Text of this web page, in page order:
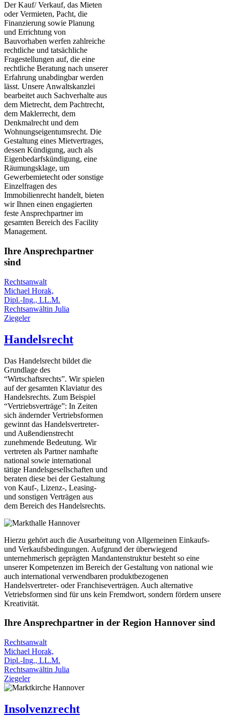
Der Kauf/ Verkauf, das Mieten
oder Vermieten, Pacht, die
Finanzierung sowie Planung
und Errichtung von
Bauvorhaben werfen zahlreiche
rechtliche und tatsächliche
Fragestellungen auf, die eine
rechtliche Beratung nach unserer
Erfahrung unabdingbar werden
lässt. Unsere Anwaltskanzlei
bearbeitet auch Sachverhalte aus
dem Mietrecht, dem Pachtrecht,
dem Maklerrecht, dem
Denkmalrecht und dem
Wohnungseigentumsrecht. Die
Gestaltung eines Mietvertrages,
dessen Kündigung, auch als
Eigenbedarfskündigung, eine
Räumungsklage, um
Gewerbemietecht oder sonstige
Einzelfragen des
Immobilienrecht handelt, bieten
wir Ihnen einen engagierten
feste Ansprechpartner im
gesamten Bereich des Facility
Management.
Ihre Ansprechpartner
sind
Rechtsanwalt
Michael Horak,
Dipl.-Ing., LL.M.
Rechtsanwältin Julia
Ziegeler
Handelsrecht
Das Handelsrecht bildet die
Grundlage des
“Wirtschaftsrechts”. Wir spielen
auf der gesamten Klaviatur des
Handelsrechts. Zum Beispiel
“Vertriebsverträge”: In Zeiten
sich ändernder Vertriebsformen
gewinnt das Handelsvertreter-
und Außendienstrecht
zunehmende Bedeutung. Wir
vertreten als Partner namhafte
national sowie international
tätige Handelsgesellschaften und
beraten diese bei der Gestaltung
von Kauf-, Lizenz-, Leasing-
und sonstigen Verträgen aus
dem Bereich des Handelsrechts.
Hierzu gehört auch die Ausarbeitung von Allgemeinen Einkaufs-
und Verkaufsbedingungen. Aufgrund der überwiegend
unternehmerisch geprägten Mandantenstruktur besteht so eine
unserer Kompetenzen im Bereich der Gestaltung von national wie
auch international verwendbaren produktbezogenen
Handelsvertreter- oder Franchiseverträgen. Auch alternative
Vetriebsformen sind für uns kein Fremdwort, sondern fördern unsere
Kreativität.
Ihre Ansprechpartner in der Region Hannover sind
Rechtsanwalt
Michael Horak,
Dipl.-Ing., LL.M.
Rechtsanwältin Julia
Ziegeler
Insolvenzrecht